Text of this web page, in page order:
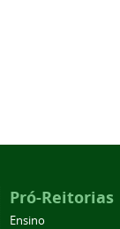
Pró-Reitorias
Ensino